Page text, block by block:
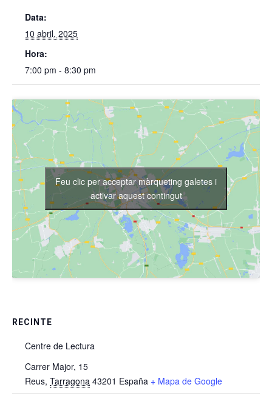
Data:
10 abril, 2025
Hora:
7:00 pm - 8:30 pm
RECINTE
Centre de Lectura
Carrer Major, 15
Reus, Tarragona 43201 España + Mapa de Google
Feu clic per acceptar màrqueting galetes i
activar aquest contingut